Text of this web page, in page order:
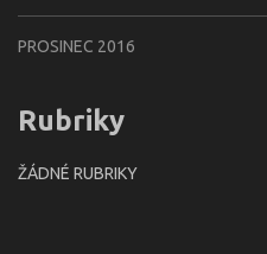
PROSINEC 2016
Rubriky
ŽÁDNÉ RUBRIKY